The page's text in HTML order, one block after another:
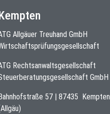
Allgäuer Treuhand GmbH
Rechtsanwaltsgesellschaft
GmbH
Bahnhofstraße 57 87435
Kempten